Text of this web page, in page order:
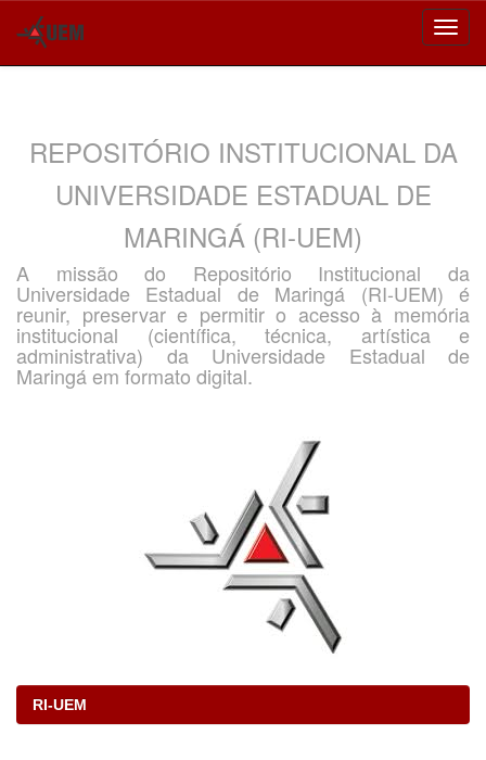
REPOSITÓRIO INSTITUCIONAL DA
UNIVERSIDADE ESTADUAL DE
MARINGÁ (RI-UEM)
A missão do Repositório Institucional da
Universidade Estadual de Maringá (RI-UEM) é
reunir, preservar e permitir o acesso à memória
institucional (científica, técnica, artística e
administrativa) da Universidade Estadual de
Maringá em formato digital.
RI-UEM